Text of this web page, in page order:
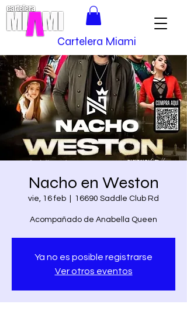
Cartelera Miami
Nacho en Weston
vie, 16 feb 16690 Saddle Club Rd
Acompañado de Anabella Queen
Ya no es posible registrarse
Ver otros eventos